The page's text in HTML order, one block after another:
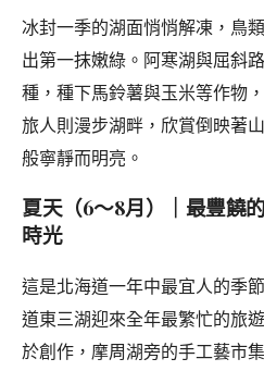
冰封一季的湖面悄悄解凍，鳥
出第一抹嫩綠。阿寒湖與屈斜
種，種下馬鈴薯與玉米等作物
旅人則漫步湖畔，欣賞倒映著
般寧靜而明亮。
夏天（6～8月）｜最豐饒
時光
這是北海道一年中最宜人的季
道東三湖迎來全年最繁忙的旅
於創作，摩周湖旁的手工藝市